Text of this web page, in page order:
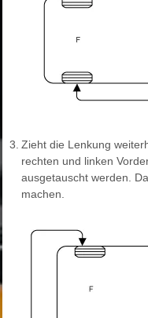
3. Zieht die Lenkung
rechten und linken
ausgetauscht werden.
machen.